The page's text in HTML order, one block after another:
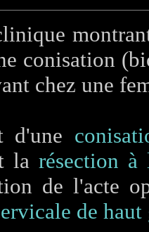
conisation
chez une
d'une
la résection à
de l'acte
de haut